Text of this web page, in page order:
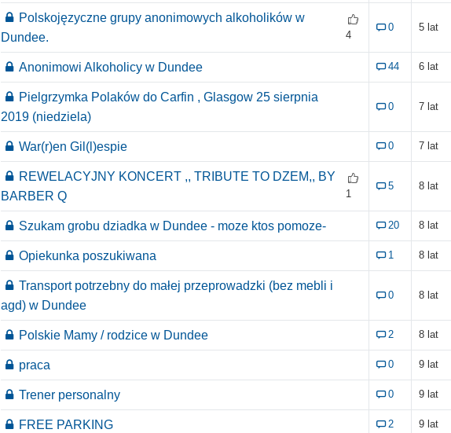
Polskojęzyczne grupy anonimowych alkoholików w
Dundee.
4
0 5 lat
Anonimowi Alkoholicy w Dundee 44 6 lat
Pielgrzymka Polaków do Carfin , Glasgow 25 sierpnia
2019 (niedziela)
0 7 lat
War(r)en Gil(l)espie 0 7 lat
REWELACYJNY KONCERT ,, TRIBUTE TO DZEM,, BY
BARBER Q
1
5 8 lat
Szukam grobu dziadka w Dundee - moze ktos pomoze- 20 8 lat
Opiekunka poszukiwana 1 8 lat
Transport potrzebny do małej przeprowadzki (bez mebli i
agd) w Dundee
0 8 lat
Polskie Mamy / rodzice w Dundee 2 8 lat
praca 0 9 lat
Trener personalny 0 9 lat
FREE PARKING 2 9 lat